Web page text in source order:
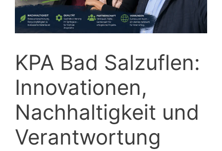
KPA Bad Salzuflen:
Innovationen,
Nachhaltigkeit und
Verantwortung